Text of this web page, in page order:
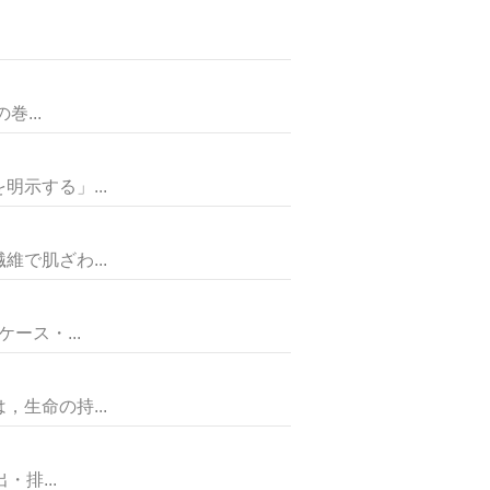
...
示する」...
で肌ざわ...
ース・...
生命の持...
排...